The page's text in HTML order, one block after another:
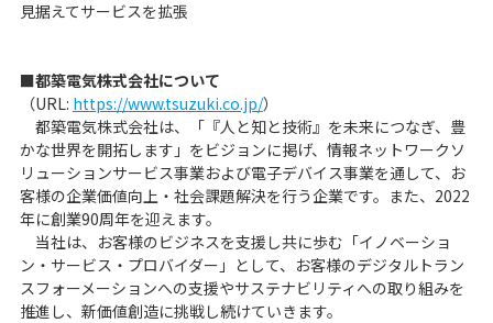
見据えてサービスを拡張
■都築電気株式会社について
（URL: https://www.tsuzuki.co.jp/）
都築電気株式会社は、「『人と知と技術』を未来につなぎ、豊
かな世界を開拓します」をビジョンに掲げ、情報ネットワークソ
リューションサービス事業および電子デバイス事業を通して、お
客様の企業価値向上・社会課題解決を行う企業です。また、2022
年に創業90周年を迎えます。
当社は、お客様のビジネスを支援し共に歩む「イノベーショ
ン・サービス・プロバイダー」として、お客様のデジタルトラン
スフォーメーションへの支援やサステナビリティへの取り組みを
推進し、新価値創造に挑戦し続けていきます。